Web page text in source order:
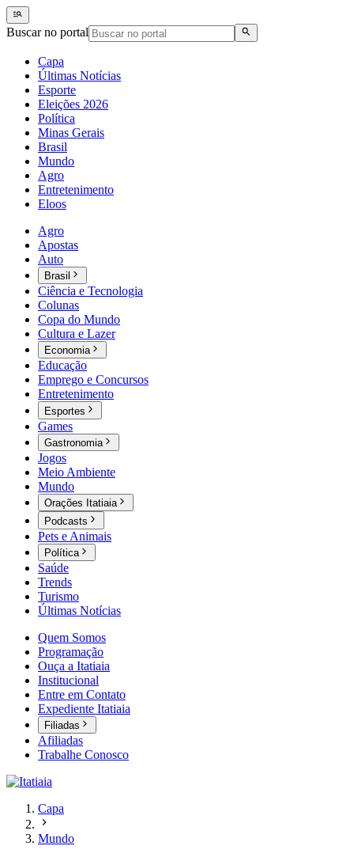
Buscar no portal
Capa
Últimas Notícias
Esporte
Eleições 2026
Política
Minas Gerais
Brasil
Mundo
Agro
Entretenimento
Eloos
Agro
Apostas
Auto
Brasil
Ciência e Tecnologia
Colunas
Copa do Mundo
Cultura e Lazer
Economia
Educação
Emprego e Concursos
Entretenimento
Esportes
Games
Gastronomia
Jogos
Meio Ambiente
Mundo
Orações Itatiaia
Podcasts
Pets e Animais
Política
Saúde
Trends
Turismo
Últimas Notícias
Quem Somos
Programação
Ouça a Itatiaia
Institucional
Entre em Contato
Expediente Itatiaia
Filiadas
Afiliadas
Trabalhe Conosco
Capa
Mundo